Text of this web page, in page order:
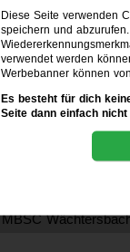
VfR Rüsselsheim
RC Cars Köngen
MBSC
Diese Seite verwenden
speichern und
verwendet werden
Werbebanner können
Es besteht für dich
Seite dann einfach